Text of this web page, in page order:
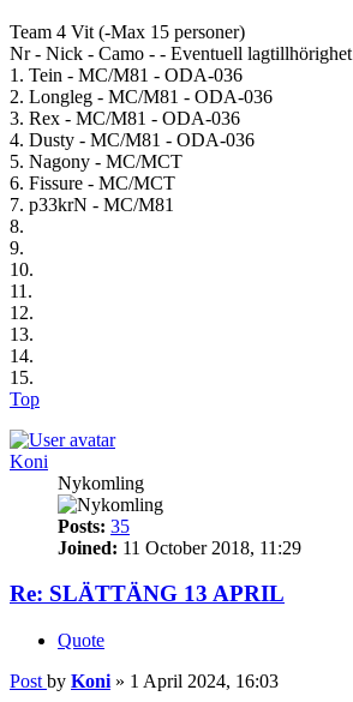
Team 4 Vit (-Max 15 personer)
Nr - Nick - Camo - - Eventuell lagtillhörighet
1. Tein - MC/M81 - ODA-036
2. Longleg - MC/M81 - ODA-036
3. Rex - MC/M81 - ODA-036
4. Dusty - MC/M81 - ODA-036
5. Nagony - MC/MCT
6. Fissure - MC/MCT
7. p33krN - MC/M81
8.
9.
10.
11.
12.
13.
14.
15.
Top
Koni
Nykomling
Posts: 35
Joined: 11 October 2018, 11:29
Re: SLÄTTÄNG 13 APRIL
Quote
Post by Koni » 1 April 2024, 16:03